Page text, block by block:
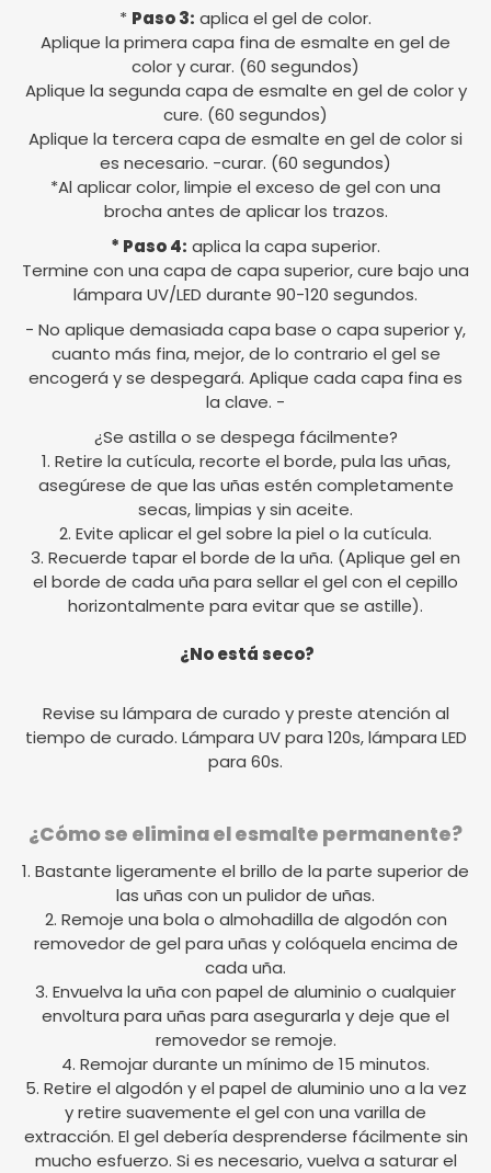
* Paso 3: aplica el gel de color.
Aplique la primera capa fina de esmalte en gel de
color y curar. (60 segundos)
Aplique la segunda capa de esmalte en gel de color y
cure. (60 segundos)
Aplique la tercera capa de esmalte en gel de color si
es necesario. -curar. (60 segundos)
*Al aplicar color, limpie el exceso de gel con una
brocha antes de aplicar los trazos.
* Paso 4: aplica la capa superior.
Termine con una capa de capa superior, cure bajo una
lámpara UV/LED durante 90-120 segundos.
- No aplique demasiada capa base o capa superior y,
cuanto más fina, mejor, de lo contrario el gel se
encogerá y se despegará. Aplique cada capa fina es
la clave. -
¿Se astilla o se despega fácilmente?
1. Retire la cutícula, recorte el borde, pula las uñas,
asegúrese de que las uñas estén completamente
secas, limpias y sin aceite.
2. Evite aplicar el gel sobre la piel o la cutícula.
3. Recuerde tapar el borde de la uña. (Aplique gel en
el borde de cada uña para sellar el gel con el cepillo
horizontalmente para evitar que se astille).
¿No está seco?
Revise su lámpara de curado y preste atención al
tiempo de curado. Lámpara UV para 120s, lámpara LED
para 60s.
¿Cómo se elimina el esmalte permanente?
1. Bastante ligeramente el brillo de la parte superior de
las uñas con un pulidor de uñas.
2. Remoje una bola o almohadilla de algodón con
removedor de gel para uñas y colóquela encima de
cada uña.
3. Envuelva la uña con papel de aluminio o cualquier
envoltura para uñas para asegurarla y deje que el
removedor se remoje.
4. Remojar durante un mínimo de 15 minutos.
5. Retire el algodón y el papel de aluminio uno a la vez
y retire suavemente el gel con una varilla de
extracción. El gel debería desprenderse fácilmente sin
mucho esfuerzo. Si es necesario, vuelva a saturar el